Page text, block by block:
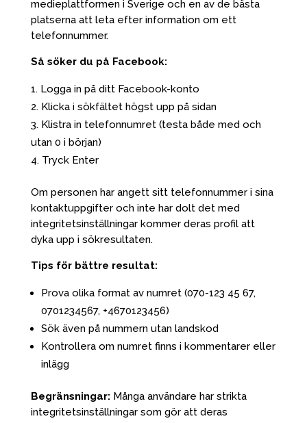
medieplattformen i Sverige och en av de bästa
platserna att leta efter information om ett
telefonnummer.
Så söker du på Facebook:
Logga in på ditt Facebook-konto
Klicka i sökfältet högst upp på sidan
Klistra in telefonnumret (testa både med och
utan 0 i början)
Tryck Enter
Om personen har angett sitt telefonnummer i sina
kontaktuppgifter och inte har dolt det med
integritetsinställningar kommer deras profil att
dyka upp i sökresultaten.
Tips för bättre resultat:
Prova olika format av numret (070-123 45 67,
0701234567, +4670123456)
Sök även på nummern utan landskod
Kontrollera om numret finns i kommentarer eller
inlägg
Begränsningar: Många användare har strikta
integritetsinställningar som gör att deras